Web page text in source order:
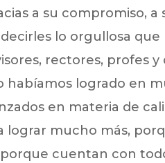
a su compromiso, a
lo orgullosa
rectores, profes
logrado en
en materia de
lograr mucho más,
cuentan con